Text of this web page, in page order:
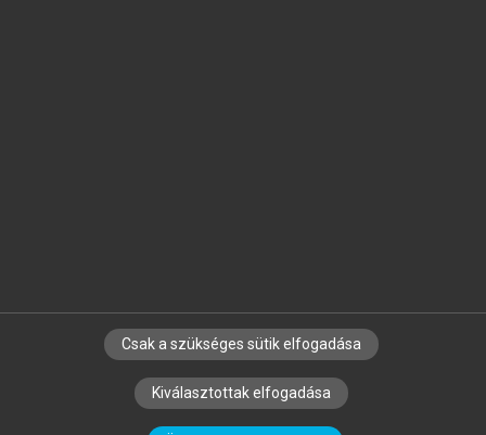
SZERZŐKNEK CÉGEKNEK KÖNYVTÁROSOKNAK
SZERKESZTÉSI ÉS LEKTORÁLÁSI ALAPELVEK
Csak a szükséges sütik elfogadása
Kiválasztottak elfogadása